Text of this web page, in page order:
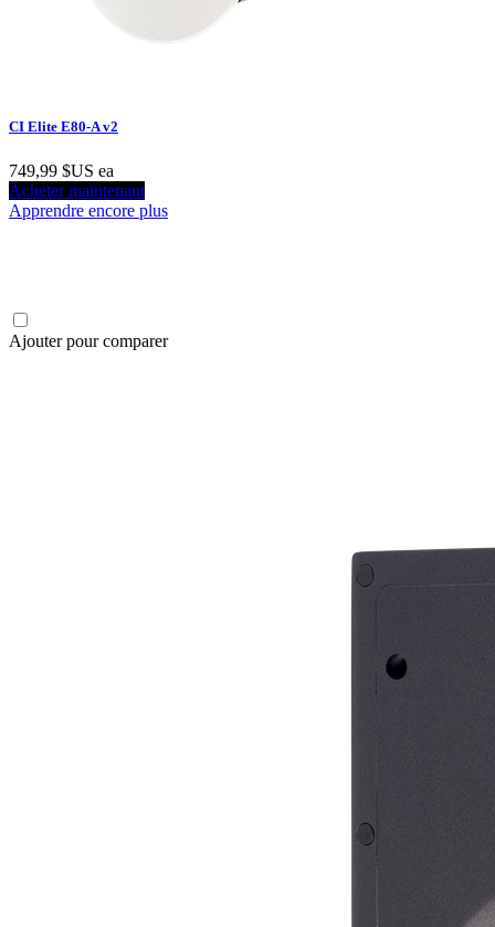
CI Elite E80-A v2
749,99 $US ea
Acheter maintenant
Apprendre encore plus
Ajouter pour comparer